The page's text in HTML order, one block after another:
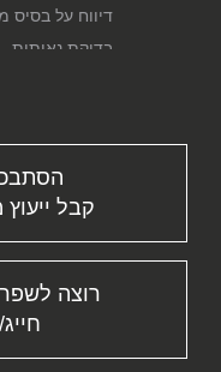
דיווח על בסיס
בדיקת נאותות...
סגירת עסק...
פירוק חברה...
גיוס הון...
דיווח מקוון...
פיצויי פיטורין...
קבל
רוצה